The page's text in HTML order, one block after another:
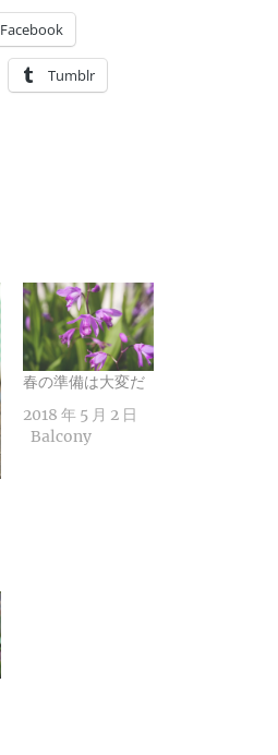
Facebook
Tumblr
春の準備は大変だ
2018 年 5 月 2 日
Balcony